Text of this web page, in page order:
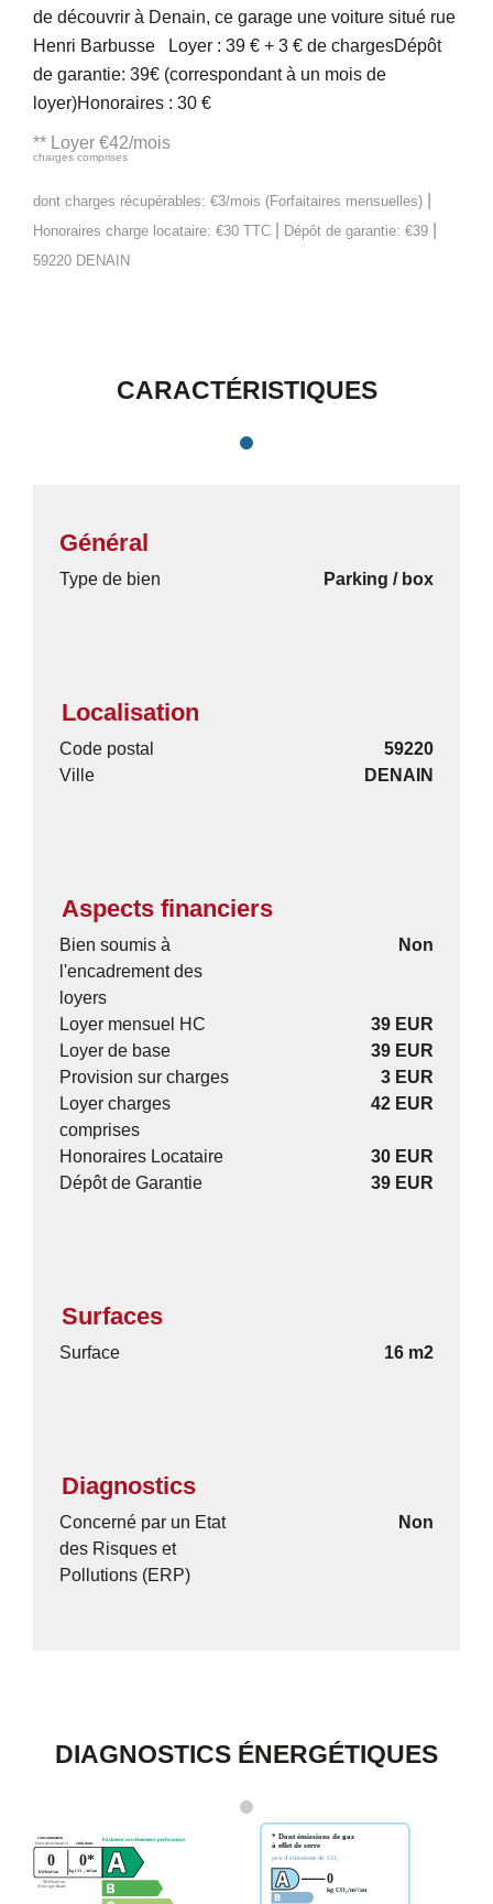
de découvrir à Denain, ce garage une voiture situé rue
Henri Barbusse Loyer : 39 € + 3 € de chargesDépôt
de garantie: 39€ (correspondant à un mois de
loyer)Honoraires : 30 €
** Loyer €42/mois
charges comprises
dont charges récupérables: €3/mois (Forfaitaires mensuelles)
Honoraires charge locataire: €30 TTC Dépôt de garantie: €39
59220 DENAIN
CARACTÉRISTIQUES
Général
Type de bien Parking / box
Localisation
Code postal
59220
Ville
DENAIN
Aspects financiers
Bien soumis à
l'encadrement des
loyers
Non
Loyer mensuel HC
39 EUR
Loyer de base
39 EUR
Provision sur charges
3 EUR
Loyer charges
comprises
42 EUR
Honoraires Locataire
30 EUR
Dépôt de Garantie
39 EUR
Surfaces
Surface 16 m2
Diagnostics
Concerné par un Etat
des Risques et
Pollutions (ERP)
Non
DIAGNOSTICS ÉNERGÉTIQUES